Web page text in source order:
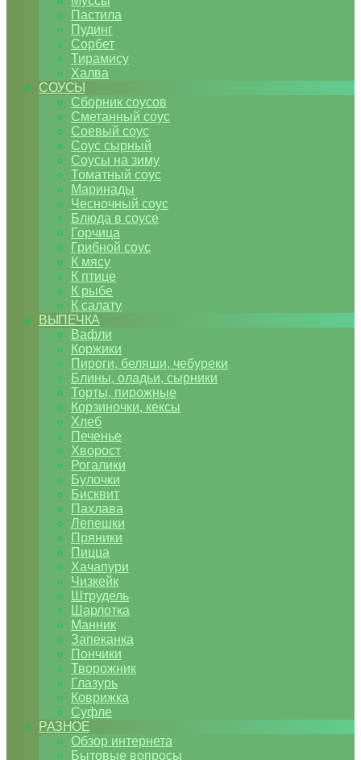
Пастила
Пудинг
Сорбет
Тирамису
Халва
СОУСЫ
Сборник соусов
Сметанный соус
Соевый соус
Соус сырный
Соусы на зиму
Томатный соус
Маринады
Чесночный соус
Блюда в соусе
Горчица
Грибной соус
К мясу
К птице
К рыбе
К салату
ВЫПЕЧКА
Вафли
Коржики
Пироги, беляши, чебуреки
Блины, оладьи, сырники
Торты, пирожные
Корзиночки, кексы
Хлеб
Печенье
Хворост
Рогалики
Булочки
Бисквит
Пахлава
Лепешки
Пряники
Пицца
Хачапури
Чизкейк
Штрудель
Шарлотка
Манник
Запеканка
Пончики
Творожник
Глазурь
Коврижка
Суфле
РАЗНОЕ
Обзор интернета
Бытовые вопросы